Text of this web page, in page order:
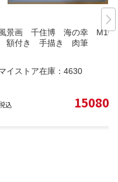
風景画 千住博 海の幸 M10
額付き 手描き 肉筆
イストア在庫： 4630
込 15080